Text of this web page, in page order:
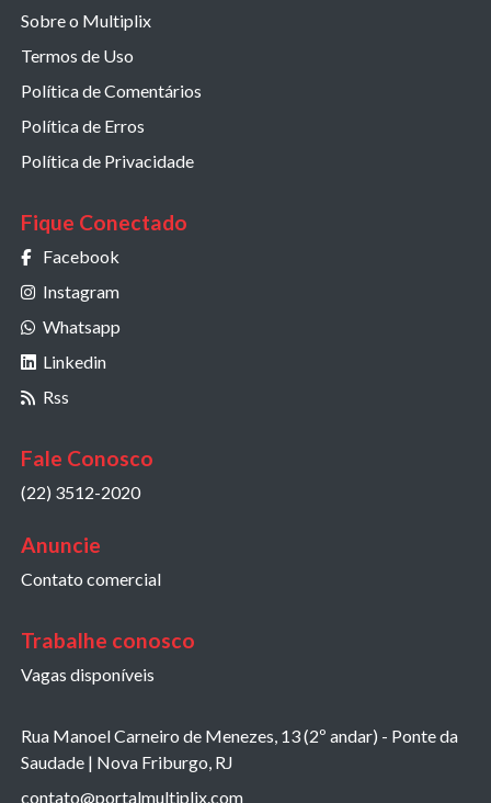
Sobre o Multiplix
Termos de Uso
Política de Comentários
Política de Erros
Política de Privacidade
Fique Conectado
Facebook
Instagram
Whatsapp
Linkedin
Rss
Fale Conosco
(22) 3512-2020
Anuncie
Contato comercial
Trabalhe conosco
Vagas disponíveis
Rua Manoel Carneiro de Menezes, 13 (2º andar) - Ponte da
Saudade | Nova Friburgo, RJ
contato@portalmultiplix.com